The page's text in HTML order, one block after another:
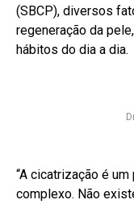
(SBCP), diversos
regeneração da
hábitos do dia a dia.
“A cicatrização é
complexo. Não